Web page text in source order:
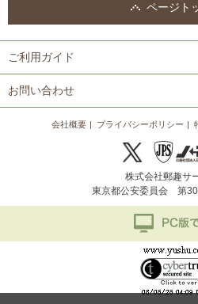
ページト
ご利用ガイド
お問い合わせ
会社概要 プライバシーポリシー
株式会社郵趣サ
東京都公安委員会 第